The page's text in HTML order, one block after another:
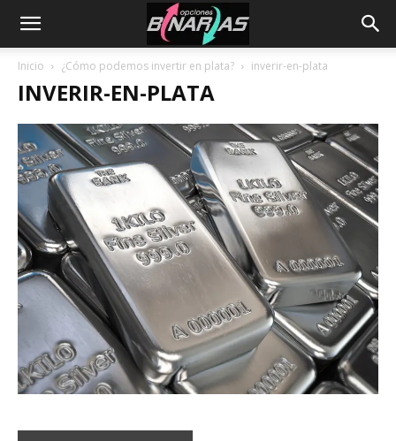
Inicio ¿Cómo podemos invertir en plata? inverir-en-plata
INVERIR-EN-PLATA